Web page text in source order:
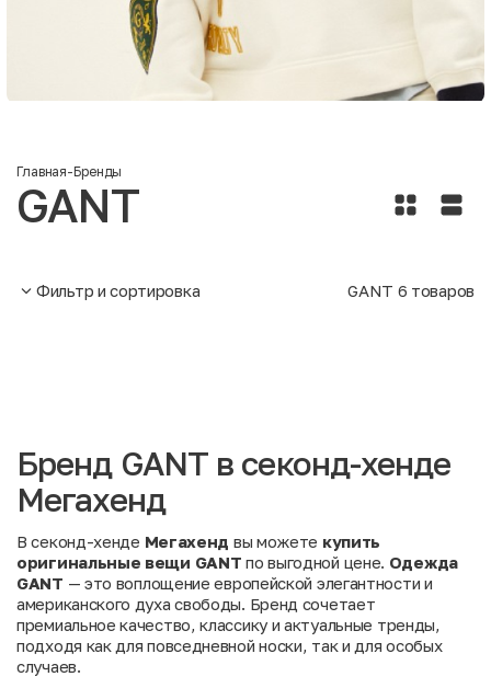
Главная-Бренды
GANT
Фильтр и сортировка GANT 6 товаров
Бренд GANT в секонд-хенде
Мегахенд
В секонд-хенде Мегахенд вы можете купить
оригинальные вещи GANT по выгодной цене. Одежда
GANT — это воплощение европейской элегантности и
американского духа свободы. Бренд сочетает
премиальное качество, классику и актуальные тренды,
подходя как для повседневной носки, так и для особых
случаев.